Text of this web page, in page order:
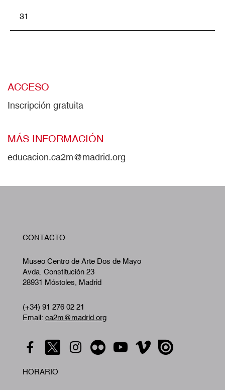
31
ACCESO
Inscripción gratuita
MÁS INFORMACIÓN
educacion.ca2m@madrid.org
CONTACTO
Museo Centro de Arte Dos de Mayo
Avda. Constitución 23
28931 Móstoles, Madrid
(+34) 91 276 02 21
Email: ca2m@madrid.org
HORARIO